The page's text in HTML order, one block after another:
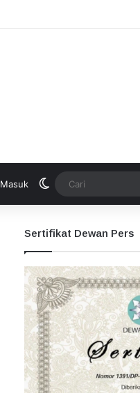
Masuk Switch skin
Sertifikat Dewan Pers